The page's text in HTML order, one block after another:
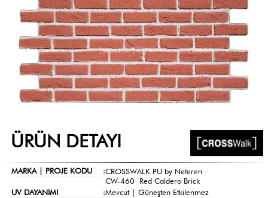
ÜRÜN DETAYI
MARKA | PROJE KODU :CROSSWALK PU by Neteren
CW-460 Red Caldero Brick
UV DAYANIMI
:Mevcut | Güneşten Etkilenmez